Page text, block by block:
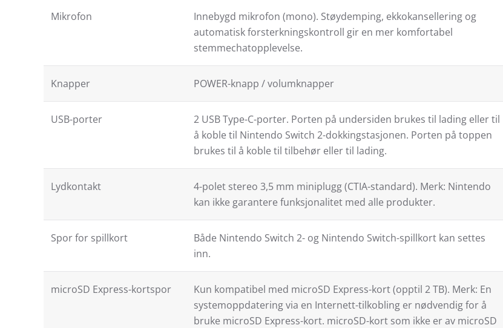
Mikrofon
Innebygd mikrofon (mono). Støydemping, ekkokansellering og
automatisk forsterkningskontroll gir en mer komfortabel
stemmechatopplevelse.
Knapper POWER-knapp / volumknapper
USB-porter
2 USB Type-C-porter. Porten på undersiden brukes til lading eller til
å koble til Nintendo Switch 2-dokkingstasjonen. Porten på toppen
brukes til å koble til tilbehør eller til lading.
Lydkontakt
4-polet stereo 3,5 mm miniplugg (CTIA-standard). Merk: Nintendo
kan ikke garantere funksjonalitet med alle produkter.
Spor for spillkort
Både Nintendo Switch 2- og Nintendo Switch-spillkort kan settes
inn.
microSD Express-kortspor
Kun kompatibel med microSD Express-kort (opptil 2 TB). Merk: En
systemoppdatering via en Internett-tilkobling er nødvendig for å
bruke microSD Express-kort. microSD-kort som ikke er av microSD